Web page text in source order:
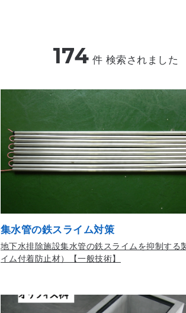
174 件 検索されました
集水管の鉄スライム対策
地下水排除施設集水管の鉄スライムを抑制する
イム付着防止材）【一般技術】